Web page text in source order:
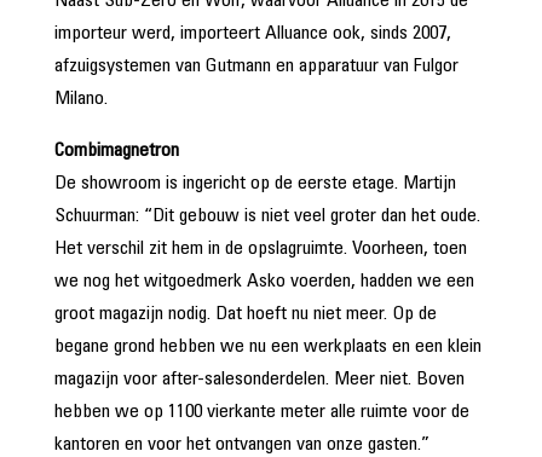
importeur werd, importeert Alluance ook, sinds 2007,
afzuigsystemen van Gutmann en apparatuur van Fulgor
Milano.
Combimagnetron
De showroom is ingericht op de eerste etage. Martijn
Schuurman: “Dit gebouw is niet veel groter dan het oude.
Het verschil zit hem in de opslagruimte. Voorheen, toen
we nog het witgoedmerk Asko voerden, hadden we een
groot magazijn nodig. Dat hoeft nu niet meer. Op de
begane grond hebben we nu een werkplaats en een klein
magazijn voor after-salesonderdelen. Meer niet. Boven
hebben we op 1100 vierkante meter alle ruimte voor de
kantoren en voor het ontvangen van onze gasten.”